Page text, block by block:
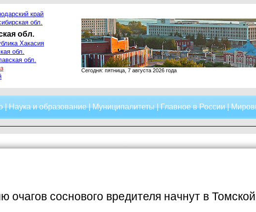
край
обл.
обл.
Хакасия
обл.
обл.
Сегодня: пятница, 7 августа 2026 года
|Наука и образование|Муниципалитеты|Главное в России|
очагов соснового вредителя начнут в